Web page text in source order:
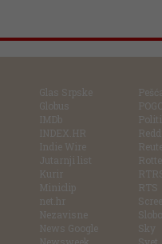
Glas Srpske
Globus
IMDb
INDEX.HR
Indie Wire
Jutarnji list
Kurir
Miniclip
net.hr
Nezavisne
News Google
RTRS
RTS
Sky